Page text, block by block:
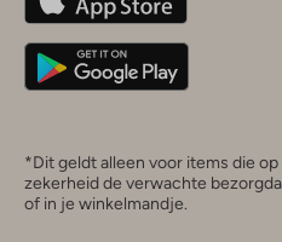
Deutschland
*Dit geldt alleen voor items die
zekerheid de verwachte
of in je winkelmandje.